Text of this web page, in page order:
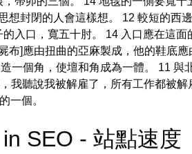
封閉的人會這樣想。 12 較短的西
入口，寬五十肘。 14 入口應在這
]應由扭曲的亞麻製成，他的鞋底應
一個角，使壇和角成為一體。 11
我聽說我被解雇了，所有工作都被解
一個。
SEO - 站點速度